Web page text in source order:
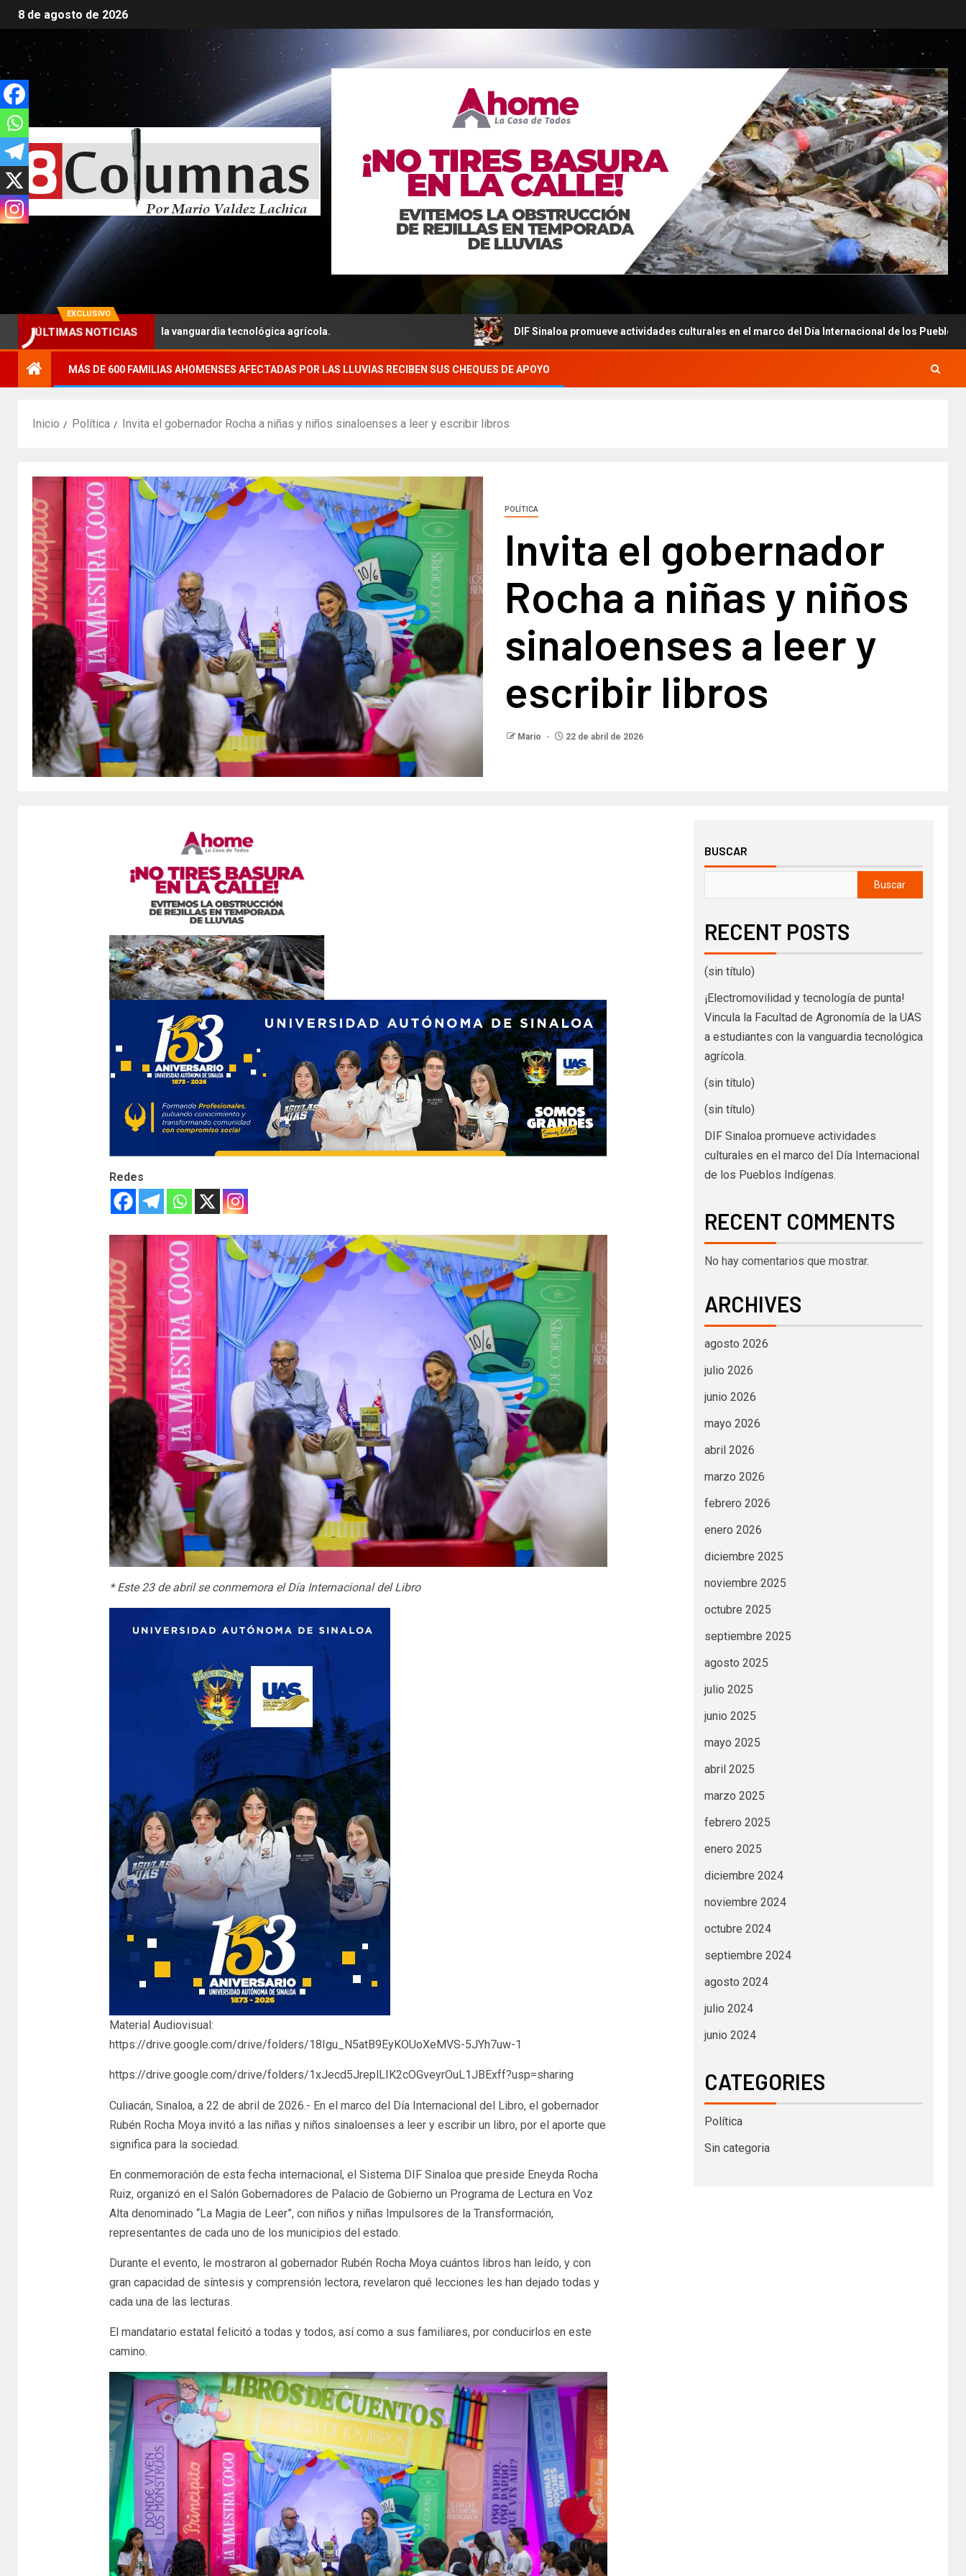
8 de agosto de 2026
EXCLUSIVO
ÚLTIMAS NOTICIAS
a estudiantes con la vanguardia tecnológica agrícola. DIF Sinaloa promueve actividades culturales en el marco del Día Internacional de los Pueblos Indígenas.
MÁS DE 600 FAMILIAS AHOMENSES AFECTADAS POR LAS LLUVIAS RECIBEN SUS CHEQUES DE APOYO
Inicio Política Invita el gobernador Rocha a niñas y niños sinaloenses a leer y escribir libros
POLÍTICA
Invita el gobernador
Rocha a niñas y niños
sinaloenses a leer y
escribir libros
Mario 22 de abril de 2026
Redes
* Este 23 de abril se conmemora el Día Internacional del Libro
Material Audiovisual:
https://drive.google.com/drive/folders/18Igu_N5atB9EyKOUoXeMVS-5JYh7uw-1
https://drive.google.com/drive/folders/1xJecd5JreplLIK2cOGveyrOuL1JBExff?usp=sharing
Culiacán, Sinaloa, a 22 de abril de 2026.- En el marco del Día Internacional del Libro, el gobernador
Rubén Rocha Moya invitó a las niñas y niños sinaloenses a leer y escribir un libro, por el aporte que
significa para la sociedad.
En conmemoración de esta fecha internacional, el Sistema DIF Sinaloa que preside Eneyda Rocha
Ruiz, organizó en el Salón Gobernadores de Palacio de Gobierno un Programa de Lectura en Voz
Alta denominado “La Magia de Leer”, con niños y niñas Impulsores de la Transformación,
representantes de cada uno de los municipios del estado.
Durante el evento, le mostraron al gobernador Rubén Rocha Moya cuántos libros han leído, y con
gran capacidad de síntesis y comprensión lectora, revelaron qué lecciones les han dejado todas y
cada una de las lecturas.
El mandatario estatal felicitó a todas y todos, así como a sus familiares, por conducirlos en este
camino.
BUSCAR
Buscar
RECENT POSTS
(sin título)
¡Electromovilidad y tecnología de punta!
Vincula la Facultad de Agronomía de la UAS
a estudiantes con la vanguardia tecnológica
agrícola.
(sin título)
(sin título)
DIF Sinaloa promueve actividades
culturales en el marco del Día Internacional
de los Pueblos Indígenas.
RECENT COMMENTS
No hay comentarios que mostrar.
ARCHIVES
agosto 2026
julio 2026
junio 2026
mayo 2026
abril 2026
marzo 2026
febrero 2026
enero 2026
diciembre 2025
noviembre 2025
octubre 2025
septiembre 2025
agosto 2025
julio 2025
junio 2025
mayo 2025
abril 2025
marzo 2025
febrero 2025
enero 2025
diciembre 2024
noviembre 2024
octubre 2024
septiembre 2024
agosto 2024
julio 2024
junio 2024
CATEGORIES
Política
Sin categoria